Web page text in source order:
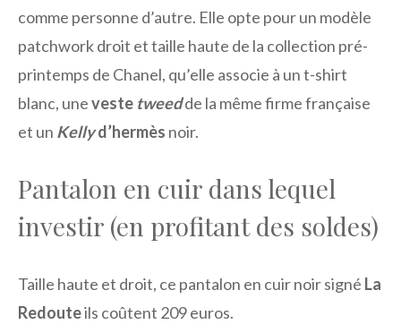
comme personne d’autre. Elle opte pour un modèle
patchwork droit et taille haute de la collection pré-
printemps de Chanel, qu’elle associe à un t-shirt
blanc, uneveste tweedde la même firme française
et un Kellyd’hermès noir.
Pantalon en cuir dans lequel
investir (en profitant des soldes)
Taille haute et droit, ce pantalon en cuir noir signé La
Redouteils coûtent 209 euros.